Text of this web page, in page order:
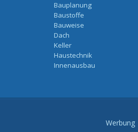
Bauplanung
Baustoffe
Bauweise
Dach
Keller
Haustechnik
Innenausbau
Werbung